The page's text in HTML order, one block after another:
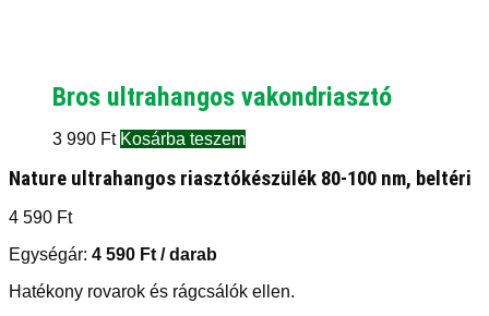
Bros ultrahangos vakondriasztó
3 990 Ft Kosárba teszem
Nature ultrahangos riasztókészülék 80-100 nm, beltéri
4 590 Ft
Egységár: 4 590 Ft / darab
Hatékony rovarok és rágcsálók ellen.